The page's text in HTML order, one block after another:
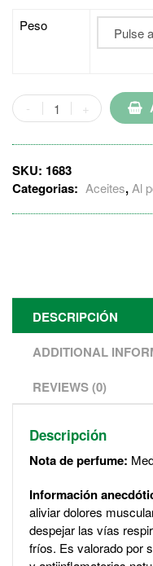
Peso
SKU: 1683
Categorias: Aceites, Al
DESCRIPCIÓN
ADDITIONAL
REVIEWS (0)
Descripción
Nota de perfume:
Información
aliviar dolores
despejar las vías
fríos. Es valorado por